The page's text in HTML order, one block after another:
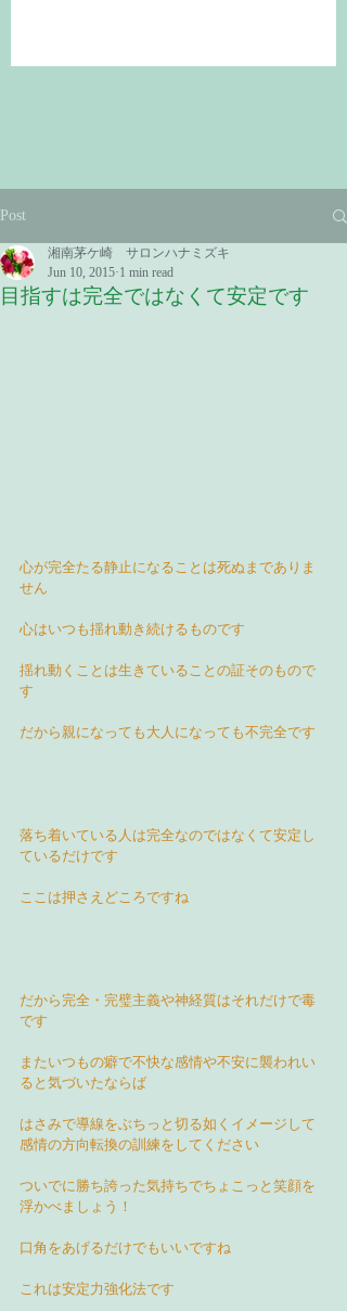
Post
目指すは完全ではなくて安定です
湘南茅ケ崎 サロンハナミズキ
Jun 10, 2015 1 min read
心が完全たる静止になることは死ぬまでありま
せん
心はいつも揺れ動き続けるものです
揺れ動くことは生きていることの証そのもので
す
だから親になっても大人になっても不完全です
落ち着いている人は完全なのではなくて安定し
ているだけです
ここは押さえどころですね
だから完全・完璧主義や神経質はそれだけで毒
です
またいつもの癖で不快な感情や不安に襲われい
ると気づいたならば
はさみで導線をぶちっと切る如くイメージして
感情の方向転換の訓練をしてください
ついでに勝ち誇った気持ちでちょこっと笑顔を
浮かべましょう！
口角をあげるだけでもいいですね
これは安定力強化法です